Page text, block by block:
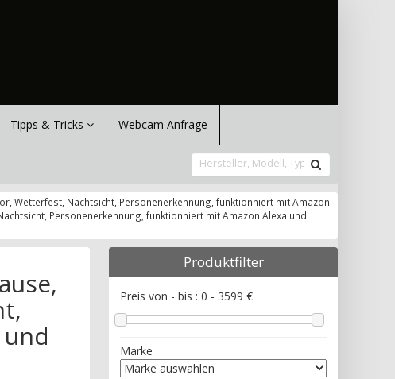
Tipps & Tricks Webcam Anfrage
Wetterfest, Nachtsicht, Personenerkennung, funktionniert mit Amazon
Personenerkennung, funktionniert mit Amazon Alexa und
Produktfilter
Preis von - bis : 0 - 3599 €
Marke